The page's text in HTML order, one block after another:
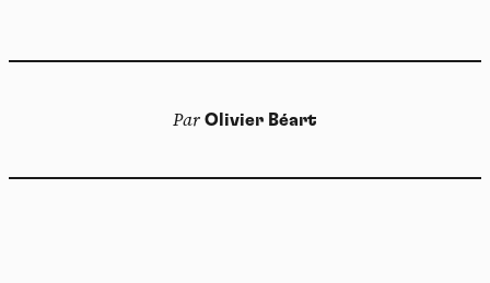
Par Olivier Béart